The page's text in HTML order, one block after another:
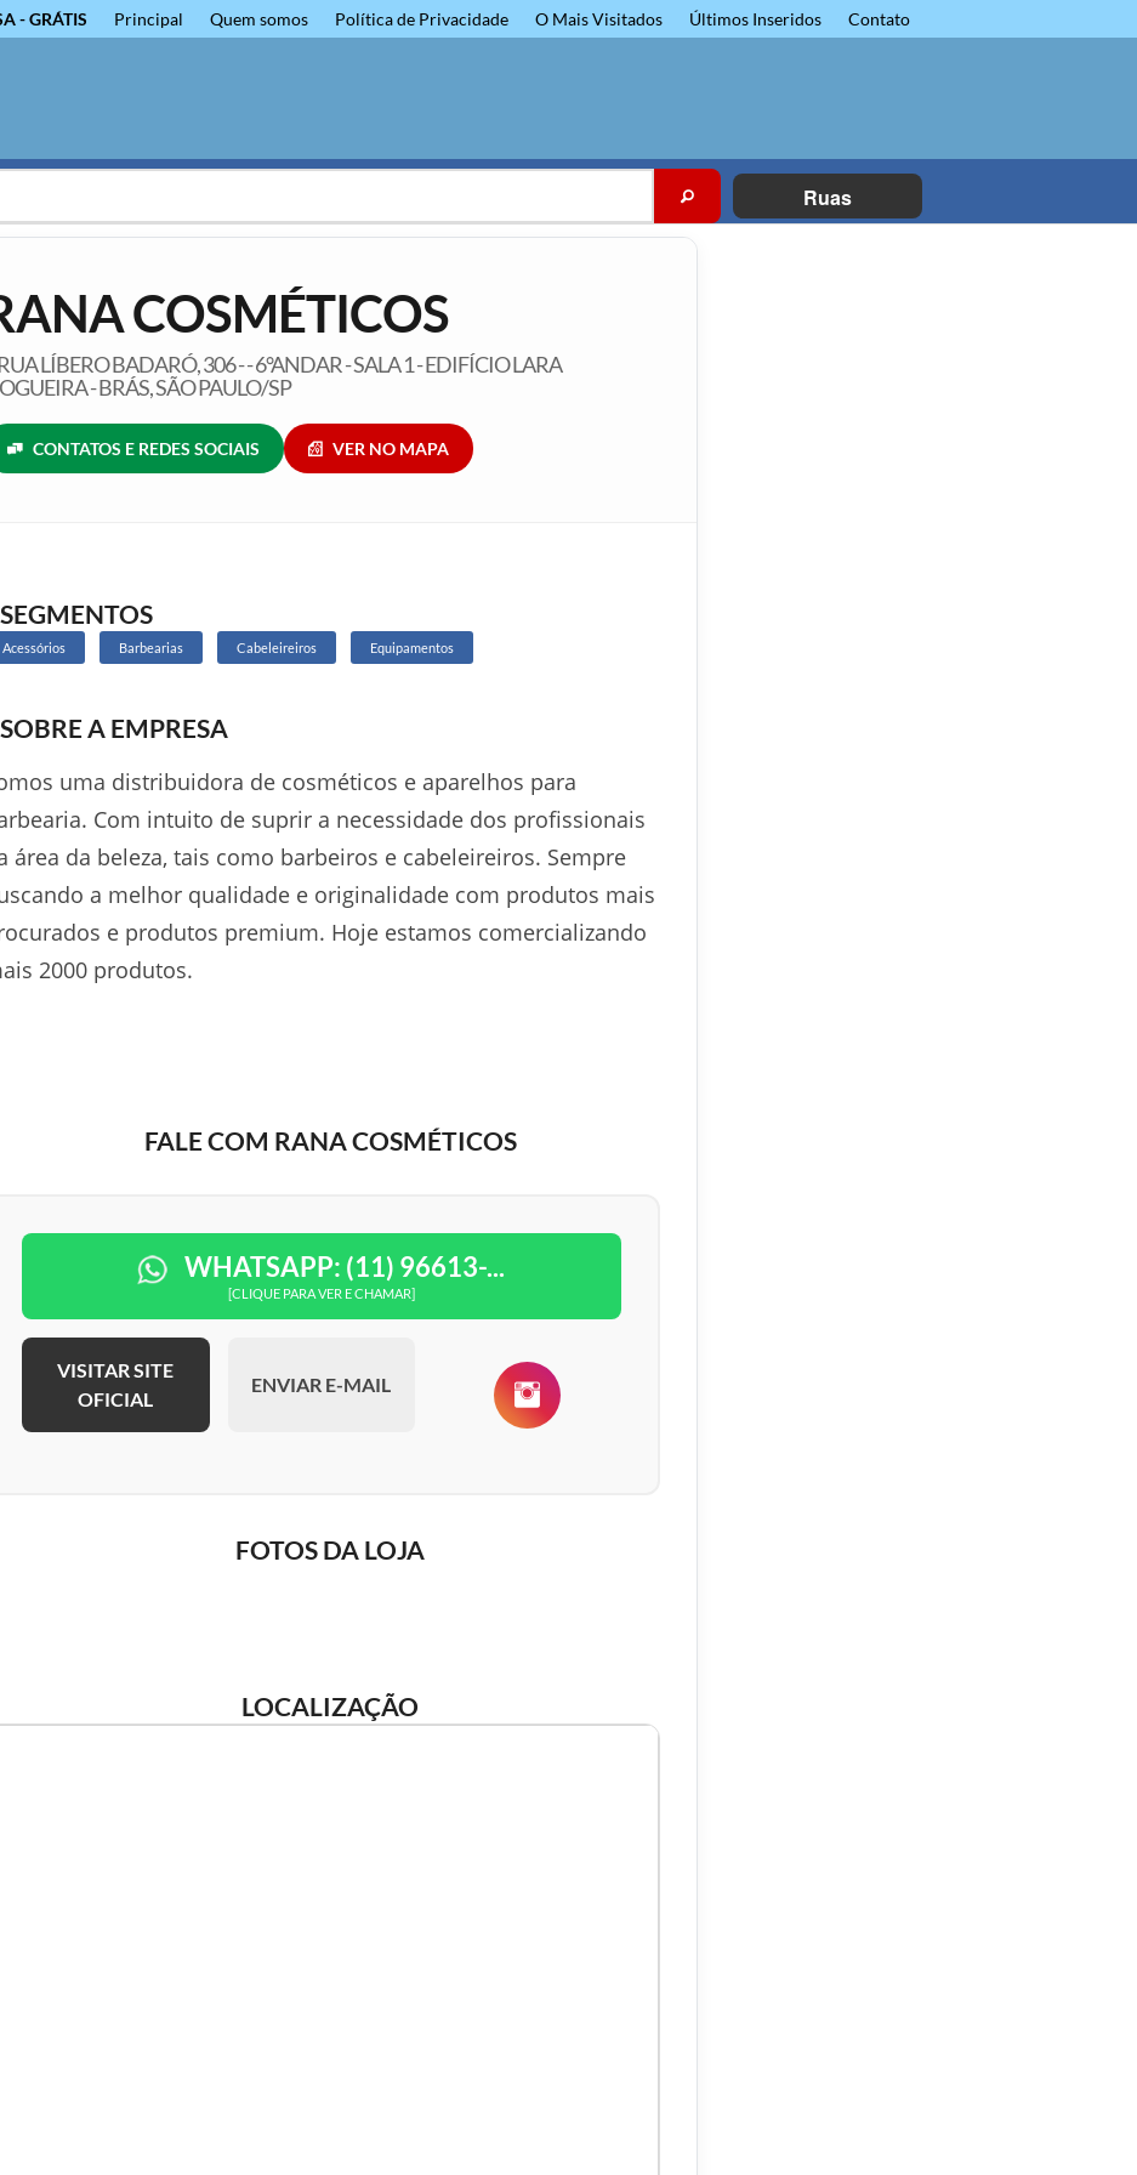
- GRÁTIS Principal Quem somos Política de Privacidade O Mais Visitados Últimos Inseridos Contato
Ruas
COSMÉTICOS
LÍBERO BADARÓ, 306 - - 6°ANDAR - SALA 1 - EDIFÍCIO LARA
- BRÁS, SÃO PAULO/SP
CONTATOS E REDES SOCIAIS VER NO MAPA
SEGMENTOS
Acessórios Barbearias Cabeleireiros Equipamentos
SOBRE A EMPRESA
uma distribuidora de cosméticos e aparelhos para
Com intuito de suprir a necessidade dos profissionais
área da beleza, tais como barbeiros e cabeleireiros. Sempre
a melhor qualidade e originalidade com produtos mais
e produtos premium. Hoje estamos comercializando
2000 produtos.
FALE COM RANA COSMÉTICOS
WHATSAPP: (11) 96613-...
[CLIQUE PARA VER E CHAMAR]
VISITAR SITE
OFICIAL
ENVIAR E-MAIL
FOTOS DA LOJA
LOCALIZAÇÃO